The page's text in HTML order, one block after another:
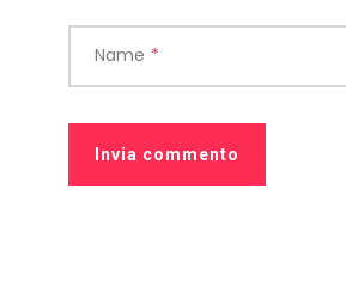
Name *